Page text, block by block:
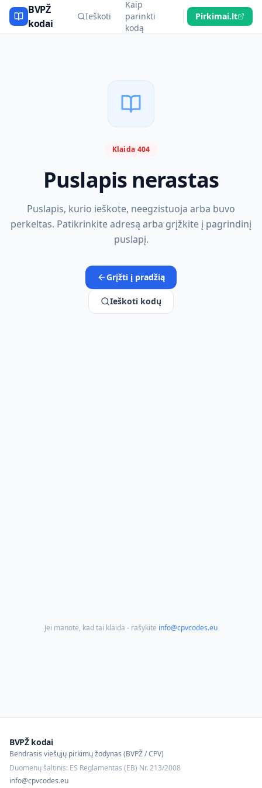
BVPŽ
kodai
Ieškoti
Kaip
parinkti
kodą
Pirkimai.lt
Klaida 404
Puslapis nerastas
Puslapis, kurio ieškote, neegzistuoja arba buvo
perkeltas. Patikrinkite adresą arba grįžkite į pagrindinį
puslapį.
Grįžti į pradžią
Ieškoti kodų
Jei manote, kad tai klaida - rašykite info@cpvcodes.eu
BVPŽ kodai
Bendrasis viešųjų pirkimų žodynas (BVPŽ / CPV)
Duomenų šaltinis: ES Reglamentas (EB) Nr. 213/2008
info@cpvcodes.eu